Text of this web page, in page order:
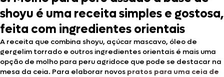
shoyu é uma receita simples e gostosa,
feita com ingredientes orientais
A receita que combina shoyu, açúcar mascavo, óleo de
gergelim torrado e outros ingredientes orientais é mais uma
opção de molho para peru agridoce que pode se destacar na
mesa da ceia. Para elaborar novos pratos para uma ceia de